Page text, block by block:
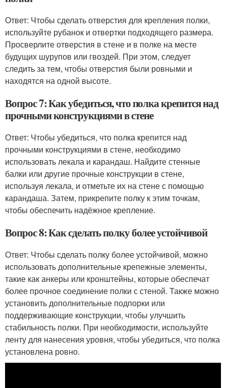
Ответ: Чтобы сделать отверстия для крепления полки,
используйте рубанок и отвертки подходящего размера.
Просверлите отверстия в стене и в полке на месте
будущих шурупов или гвоздей. При этом, следует
следить за тем, чтобы отверстия были ровными и
находятся на одной высоте.
Вопрос 7: Как убедиться, что полка крепится над
прочными конструкциями в стене
Ответ: Чтобы убедиться, что полка крепится над
прочными конструкциями в стене, необходимо
использовать лекала и карандаш. Найдите стенные
балки или другие прочные конструкции в стене,
используя лекала, и отметьте их на стене с помощью
карандаша. Затем, прикрепите полку к этим точкам,
чтобы обеспечить надёжное крепление.
Вопрос 8: Как сделать полку более устойчивой
Ответ: Чтобы сделать полку более устойчивой, можно
использовать дополнительные крепежные элементы,
такие как анкеры или кронштейны, которые обеспечат
более прочное соединение полки с стеной. Также можно
установить дополнительные подпорки или
поддерживающие конструкции, чтобы улучшить
стабильность полки. При необходимости, используйте
ленту для нанесения уровня, чтобы убедиться, что полка
установлена ровно.